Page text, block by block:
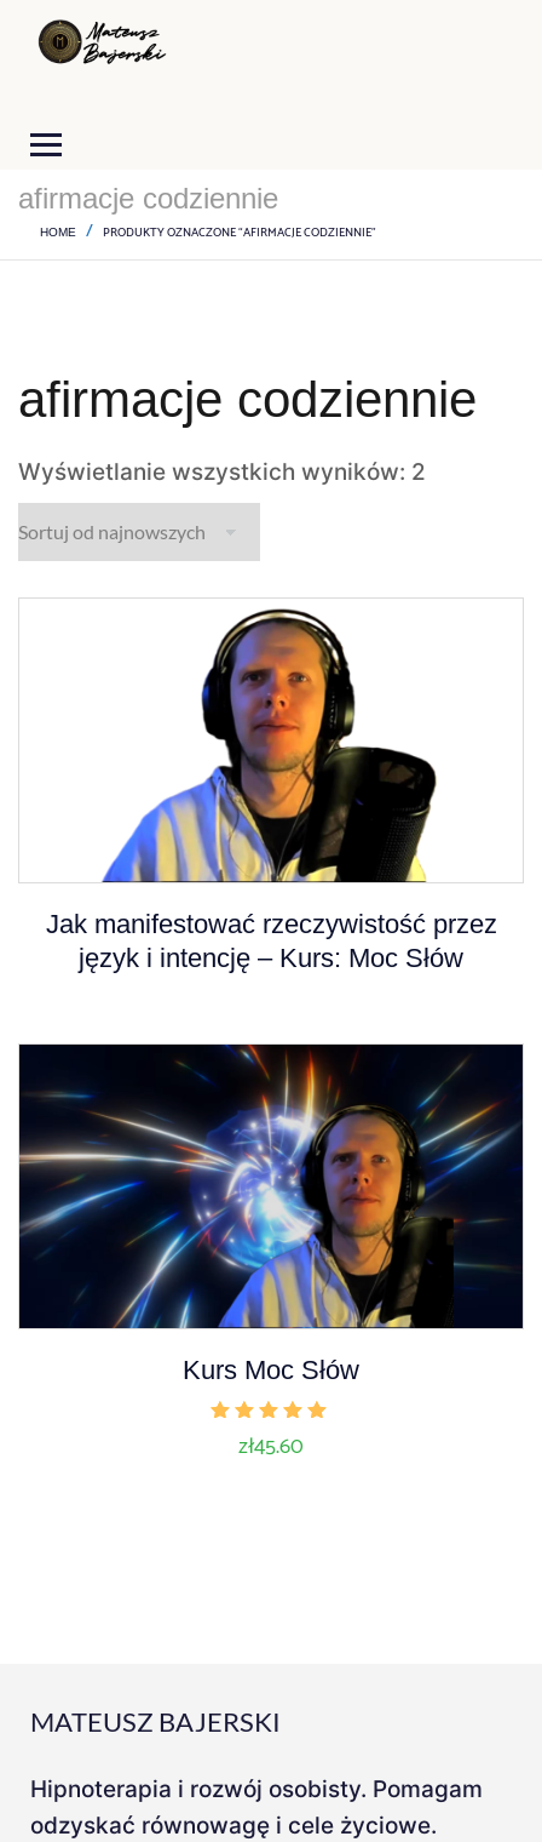
afirmacje codziennie
HOME PRODUKTY OZNACZONE “AFIRMACJE CODZIENNIE”
afirmacje codziennie
Wyświetlanie wszystkich wyników: 2
Jak manifestować rzeczywistość przez
język i intencję – Kurs: Moc Słów
Kurs Moc Słów
Oceniono
5.00
zł45.60
MATEUSZ BAJERSKI
Hipnoterapia i rozwój osobisty. Pomagam
odzyskać równowagę i cele życiowe.